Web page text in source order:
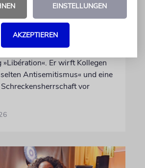
mit dem
der neuen Linken
verlässt der anerkannte
Quatremer die beliebte
»Libération«. Er wirft Kollegen
Antisemitismus« und eine
vor
EINSTELLUNGEN
AKZEPTIEREN